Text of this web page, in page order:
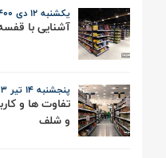
یکشنبه ۱۲ دی ۱۴۰۰
آشنایی با
پنجشنبه 14 تیر ۱۴۰3
تفاوت ها و
و شلف